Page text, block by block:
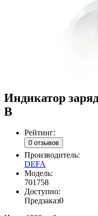
Индикатор
В
Рейтинг:
0 отзывов
Производитель:
DEFA
Модель:
701758
Доступно:
Предзаказ0